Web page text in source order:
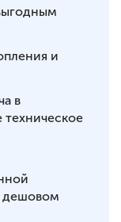
и
в
дешовом